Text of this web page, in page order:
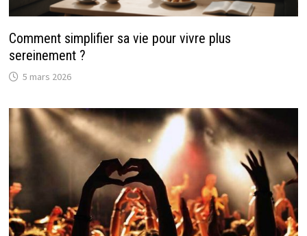
Comment simplifier sa vie pour vivre plus
sereinement ?
5 mars 2026